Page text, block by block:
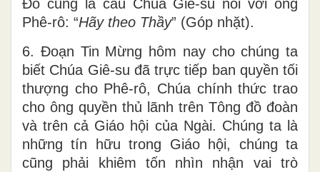
Đó cũng là câu Chúa Giê-su nói với ông
Phê-rô: “Hãy theo Thầy” (Góp nhặt).
6. Đoạn Tin Mừng hôm nay cho chúng ta
biết Chúa Giê-su đã trực tiếp ban quyền tối
thượng cho Phê-rô, Chúa chính thức trao
cho ông quyền thủ lãnh trên Tông đồ đoàn
và trên cả Giáo hội của Ngài. Chúng ta là
những tín hữu trong Giáo hội, chúng ta
cũng phải khiêm tốn nhìn nhận vai trò